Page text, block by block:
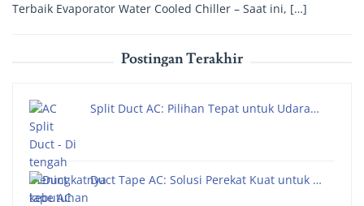
Terbaik Evaporator Water Cooled Chiller – Saat ini, […]
Postingan Terakhir
Split Duct AC: Pilihan Tepat untuk Udara…
Duct Tape AC: Solusi Perekat Kuat untuk …